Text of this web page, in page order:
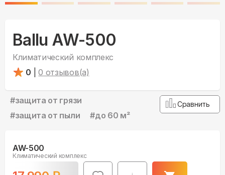
Ballu AW-500
Климатический комплекс
0
0 отзывов(а)
#защита от грязи
#защита от пыли #до 60 м²
Сравнить
AW-500
Климатический комплекс